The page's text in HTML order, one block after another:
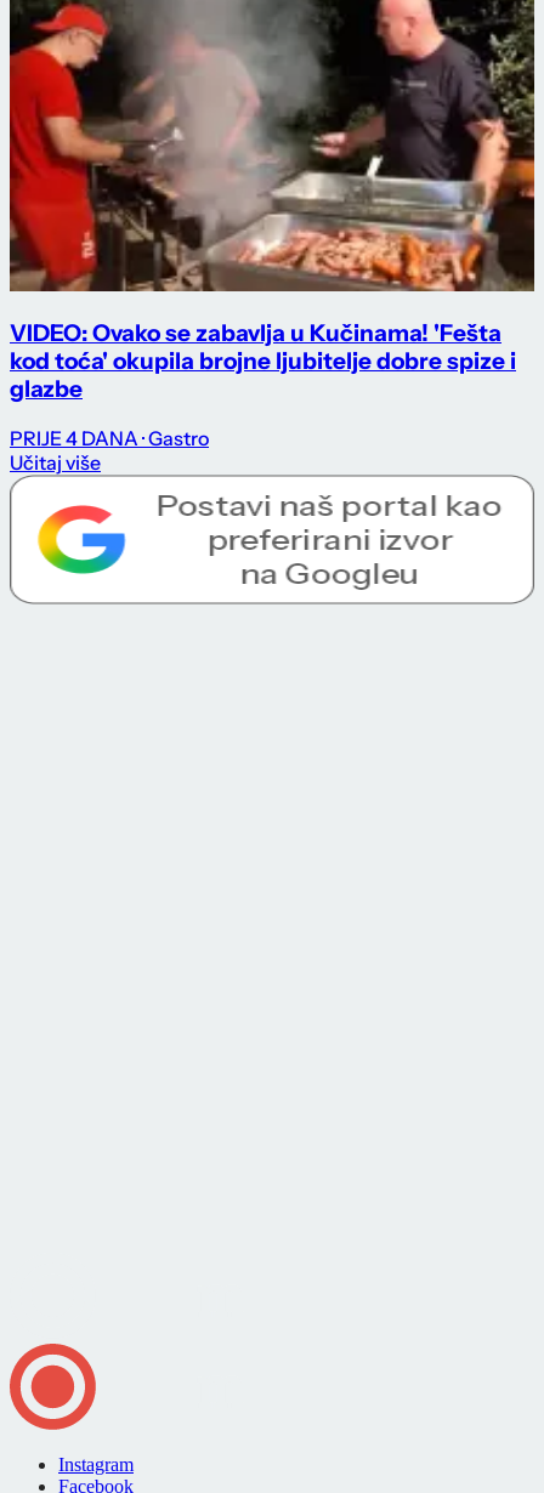
VIDEO: Ovako se zabavlja u Kučinama! 'Fešta
kod toća' okupila brojne ljubitelje dobre spize i
glazbe
PRIJE 4 DANA · Gastro
Učitaj više
Instagram
Facebook